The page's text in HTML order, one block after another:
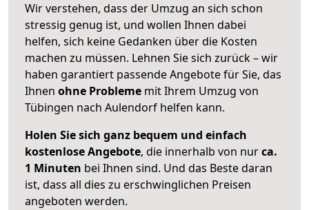
Wir verstehen, dass der Umzug an sich schon
stressig genug ist, und wollen Ihnen dabei
helfen, sich keine Gedanken über die Kosten
machen zu müssen. Lehnen Sie sich zurück – wir
haben garantiert passende Angebote für Sie, das
Ihnen ohne Probleme mit Ihrem Umzug von
Tübingen nach Aulendorf helfen kann.
Holen Sie sich ganz bequem und einfach
kostenlose Angebote, die innerhalb von nurca.
1 Minuten bei Ihnen sind. Und das Beste daran
ist, dass all dies zu erschwinglichen Preisen
angeboten werden.